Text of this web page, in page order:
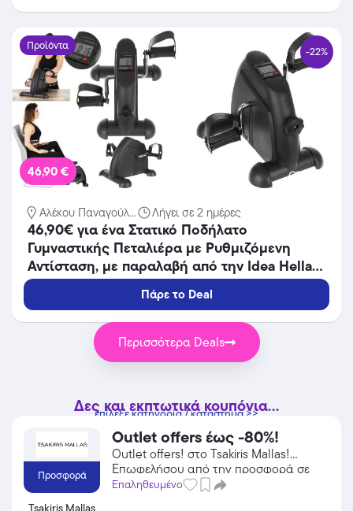
Προϊόντα -22%
46,90 €
Αλέκου Παναγούλ... Λήγει σε 2 ημέρες
46,90€ για ένα Στατικό Ποδήλατο
Γυμναστικής Πεταλιέρα με Ρυθμιζόμενη
Αντίσταση, με παραλαβή από την Idea Hellas
και δυνατότητα πανελλαδικής αποστολής στο
χώρo σας.Κωδ:230.20896Χ
Πάρε το Deal
Περισσότερα Deals
Δες και εκπτωτικά κουπόνια...
επίλεξε κατηγορία / κατάστημα >>
Προσφορά
Outlet offers έως -80%!
Outlet offers! στο Tsakiris Mallas!
Επωφελήσου από την προσφορά σε
Αξεσουάρ του Tsakiris Mallas και
Επαληθευμένο